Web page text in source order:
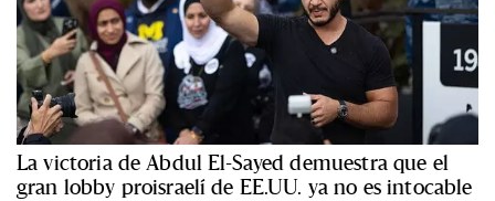
La victoria de Abdul El-Sayed demuestra que el
gran lobby proisraelí de EE.UU. ya no es intocable